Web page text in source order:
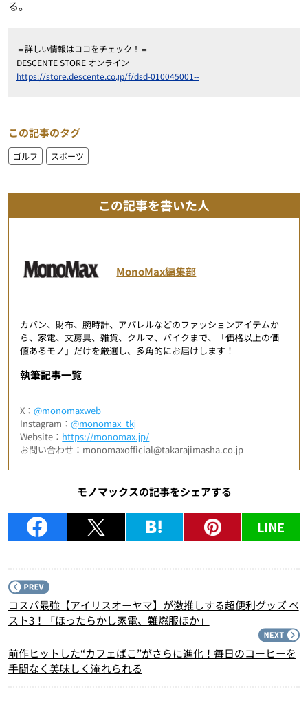
る。
＝詳しい情報はココをチェック！＝
DESCENTE STORE オンライン
https://store.descente.co.jp/f/dsd-010045001--
この記事のタグ
ゴルフ スポーツ
この記事を書いた人
MonoMax編集部
カバン、財布、腕時計、アパレルなどのファッションアイテムか
ら、家電、文房具、雑貨、クルマ、バイクまで、「価格以上の価
値あるモノ」だけを厳選し、多角的にお届けします！
執筆記事一覧
X：@monomaxweb
Instagram：@monomax_tkj
Website： https://monomax.jp/
お問い合わせ：monomaxofficial@takarajimasha.co.jp
モノマックスの記事をシェアする
LINE
コスパ最強【アイリスオーヤマ】が激推しする超便利グッズ ベ
スト3！「ほったらかし家電、難燃服ほか」
前作ヒットした“カフェばこ”がさらに進化！毎日のコーヒーを
手間なく美味しく淹れられる